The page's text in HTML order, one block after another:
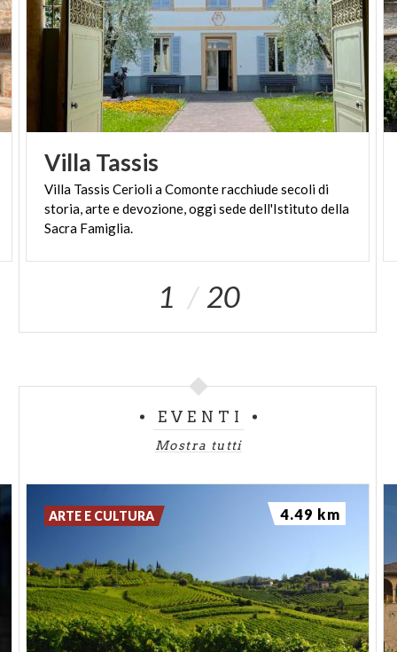
Villa Tassis
Villa Tassis Cerioli a Comonte racchiude secoli di
storia, arte e devozione, oggi sede dell'Istituto della
Sacra Famiglia.
1 20
EVENTI
Mostra tutti
ARTE E CULTURA 4.49 km